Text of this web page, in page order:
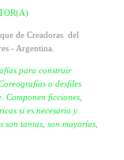
de Creadoras del
- Argentina.
para construir
o desfiles
Componen ficciones,
si es necesario y
son tantas, son mayorías,